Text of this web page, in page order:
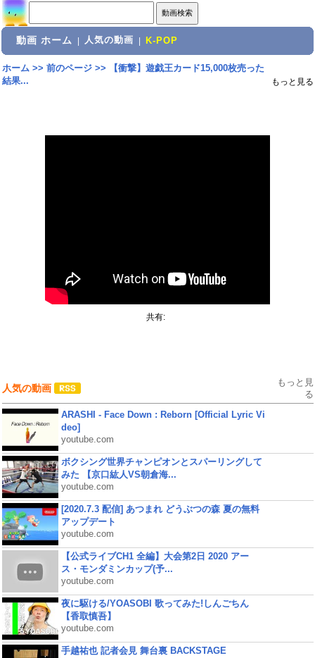
動画 ホーム 人気の動画 K-POP
ホーム>> 前のページ>>
【衝撃】遊戯王カード15,000枚売った
結果...
もっと見る
共有:
人気の動画
もっと見
る
ARASHI - Face Down : Reborn [Official Lyric Vi
deo]
youtube.com
ボクシング世界チャンピオンとスパーリングして
みた 【京口紘人VS朝倉海...
youtube.com
[2020.7.3 配信] あつまれ どうぶつの森 夏の無料
アップデート
youtube.com
【公式ライブCH1 全編】大会第2日 2020 アー
ス・モンダミンカップ(予...
youtube.com
夜に駆ける/YOASOBI 歌ってみた!しんごちん
【香取慎吾】
youtube.com
手越祐也 記者会見 舞台裏 BACKSTAGE